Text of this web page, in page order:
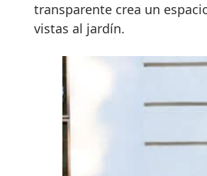
transparente crea un
vistas al jardín.